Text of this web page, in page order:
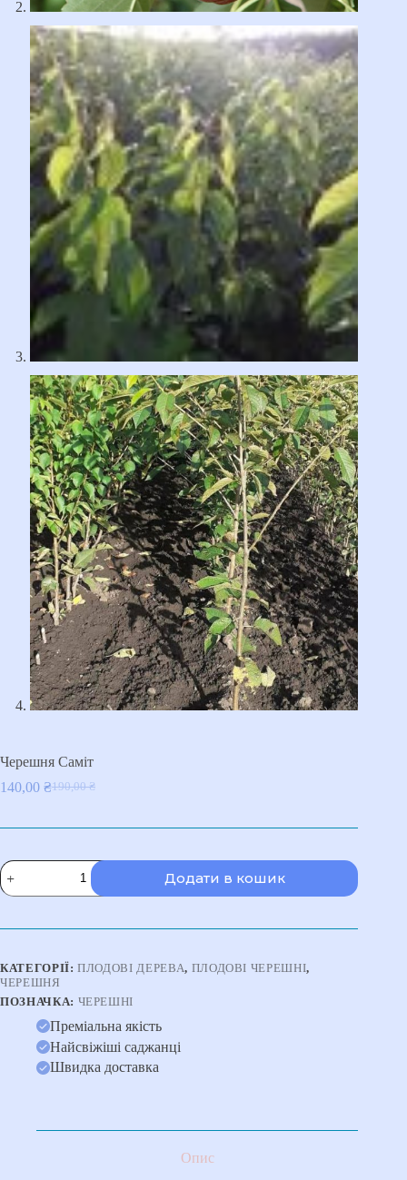
Черешня Саміт
190,00₴
Оригінальна
190,00 ₴.
140,00 ₴Поточна
140,00 ₴.
Черешня
Саміт
кількість
Додати в кошик
КАТЕГОРІЇ:ПЛОДОВІ ДЕРЕВА, ПЛОДОВІ ЧЕРЕШНІ,
ЧЕРЕШНЯ
ПОЗНАЧКА: ЧЕРЕШНІ
Преміальна якість
Найсвіжіші саджанці
Швидка доставка
Опис